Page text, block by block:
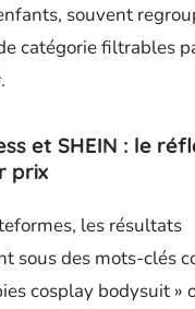
souvent
catégorie filtrables
et SHEIN : le
prix
les résultats
sous des mots-clés
cosplay bodysuit »